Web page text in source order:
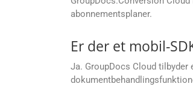
abonnementsplaner.
Er der et mobil-
Ja. GroupDocs Cloud tilbyder